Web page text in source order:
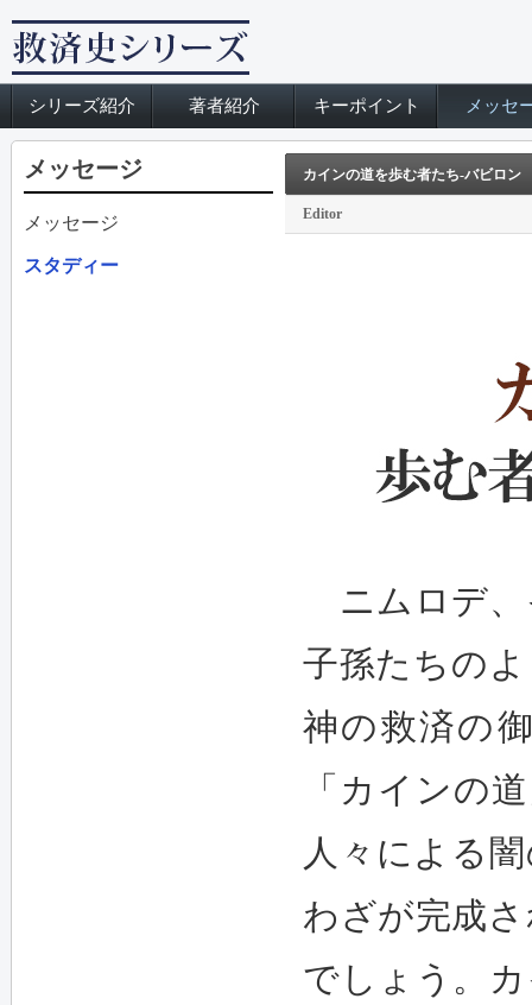
シリーズ紹介 著者紹介 キーポイント メッセ
メッセージ
メッセージ
スタディー
カインの道を歩む者たち‐バビロン
Editor
ニムロデ、
子孫たちの
神の救済の
「カインの
人々による
わざが完成
でしょう。